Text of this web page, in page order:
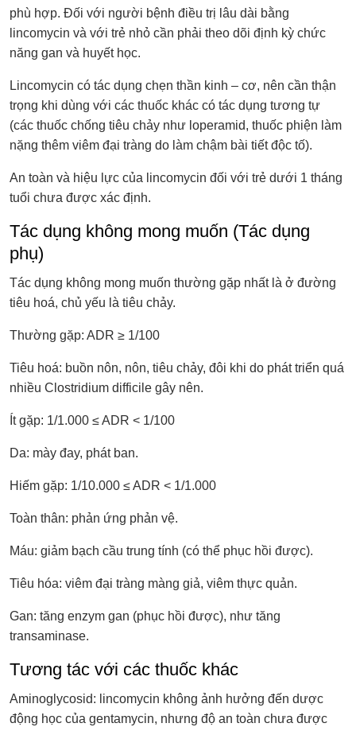
phù hợp. Đối với người bệnh điều trị lâu dài bằng
lincomycin và với trẻ nhỏ cần phải theo dõi định kỳ chức
năng gan và huyết học.
Lincomycin có tác dụng chẹn thần kinh – cơ, nên cần thận
trọng khi dùng với các thuốc khác có tác dụng tương tự
(các thuốc chống tiêu chảy như loperamid, thuốc phiện làm
nặng thêm viêm đại tràng do làm chậm bài tiết độc tố).
An toàn và hiệu lực của lincomycin đối với trẻ dưới 1 tháng
tuổi chưa được xác định.
Tác dụng không mong muốn (Tác dụng
phụ)
Tác dụng không mong muốn thường gặp nhất là ở đường
tiêu hoá, chủ yếu là tiêu chảy.
Thường gặp: ADR ≥ 1/100
Tiêu hoá: buồn nôn, nôn, tiêu chảy, đôi khi do phát triển quá
nhiều Clostridium difficile gây nên.
Ít gặp: 1/1.000 ≤ ADR < 1/100
Da: mày đay, phát ban.
Hiếm gặp: 1/10.000 ≤ ADR < 1/1.000
Toàn thân: phản ứng phản vệ.
Máu: giảm bạch cầu trung tính (có thể phục hồi được).
Tiêu hóa: viêm đại tràng màng giả, viêm thực quản.
Gan: tăng enzym gan (phục hồi được), như tăng
transaminase.
Tương tác với các thuốc khác
Aminoglycosid: lincomycin không ảnh hưởng đến dược
động học của gentamycin, nhưng độ an toàn chưa được